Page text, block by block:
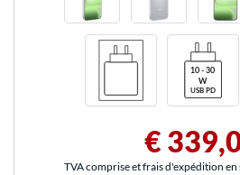
€
TVA comprise et frais d'expédition en